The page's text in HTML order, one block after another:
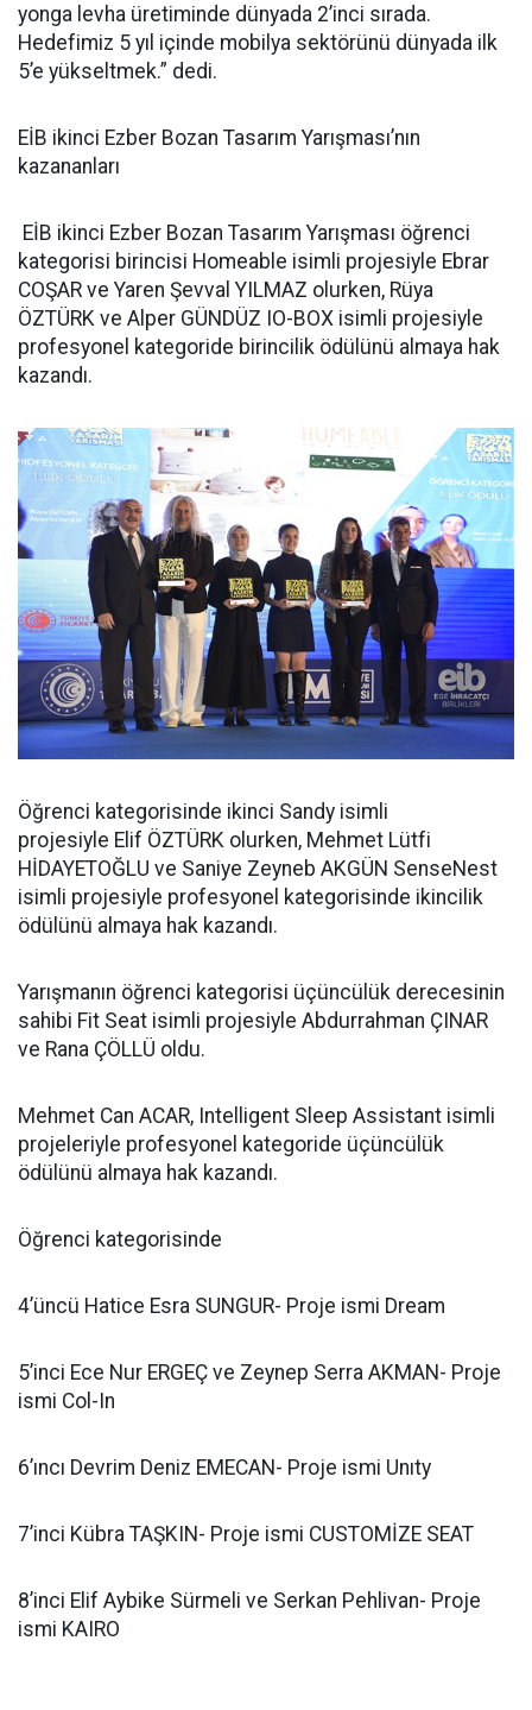
yonga levha üretiminde dünyada 2’inci sırada.
Hedefimiz 5 yıl içinde mobilya sektörünü dünyada ilk
5’e yükseltmek.” dedi.
EİB ikinci Ezber Bozan Tasarım Yarışması’nın
kazananları
EİB ikinci Ezber Bozan Tasarım Yarışması öğrenci
kategorisi birincisi Homeable isimli projesiyle Ebrar
COŞAR ve Yaren Şevval YILMAZ olurken, Rüya
ÖZTÜRK ve Alper GÜNDÜZ IO-BOX isimli projesiyle
profesyonel kategoride birincilik ödülünü almaya hak
kazandı.
Öğrenci kategorisinde ikinci Sandy isimli
projesiyle Elif ÖZTÜRK olurken, Mehmet Lütfi
HİDAYETOĞLU ve Saniye Zeyneb AKGÜN SenseNest
isimli projesiyle profesyonel kategorisinde ikincilik
ödülünü almaya hak kazandı.
Yarışmanın öğrenci kategorisi üçüncülük derecesinin
sahibi Fit Seat isimli projesiyle Abdurrahman ÇINAR
ve Rana ÇÖLLÜ oldu.
Mehmet Can ACAR, Intelligent Sleep Assistant isimli
projeleriyle profesyonel kategoride üçüncülük
ödülünü almaya hak kazandı.
Öğrenci kategorisinde
4’üncü Hatice Esra SUNGUR- Proje ismi Dream
5’inci Ece Nur ERGEÇ ve Zeynep Serra AKMAN- Proje
ismi Col-In
6’ıncı Devrim Deniz EMECAN- Proje ismi Unıty
7’inci Kübra TAŞKIN- Proje ismi CUSTOMİZE SEAT
8’inci Elif Aybike Sürmeli ve Serkan Pehlivan- Proje
ismi KAIRO